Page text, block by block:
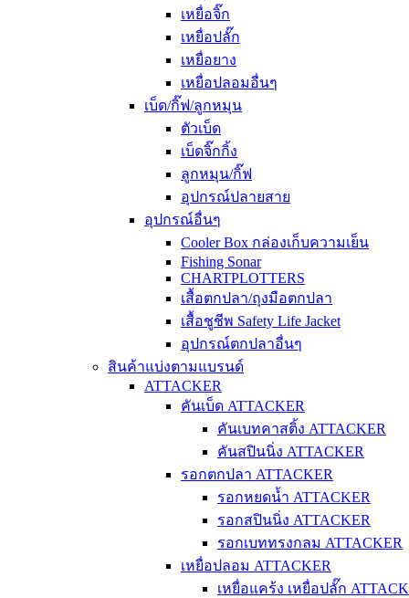
เหยื่อจิ๊ก
เหยื่อปลั๊ก
เหยื่อยาง
เหยื่อปลอมอื่นๆ
เบ็ด/กิ๊ฟ/ลูกหมุน
ตัวเบ็ด
เบ็ดจิ๊กกิ้ง
ลูกหมุน/กิ๊ฟ
อุปกรณ์ปลายสาย
อุปกรณ์อื่นๆ
Cooler Box กล่องเก็บความเย็น
Fishing Sonar
CHARTPLOTTERS
เสื้อตกปลา/ถุงมือตกปลา
เสื้อชูชีพ Safety Life Jacket
อุปกรณ์ตกปลาอื่นๆ
สินค้าแบ่งตามแบรนด์
ATTACKER
คันเบ็ด ATTACKER
คันเบทคาสติ้ง ATTACKER
คันสปินนิ่ง ATTACKER
รอกตกปลา ATTACKER
รอกหยดน้ำ ATTACKER
รอกสปินนิ่ง ATTACKER
รอกเบททรงกลม ATTACKER
เหยื่อปลอม ATTACKER
เหยื่อแคร้ง เหยื่อปลั๊ก